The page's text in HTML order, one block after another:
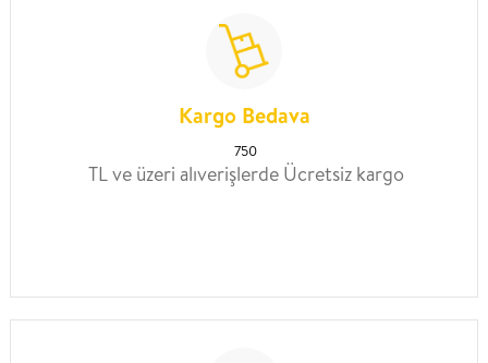
Kargo Bedava
750
TL ve üzeri alıverişlerde Ücretsiz kargo